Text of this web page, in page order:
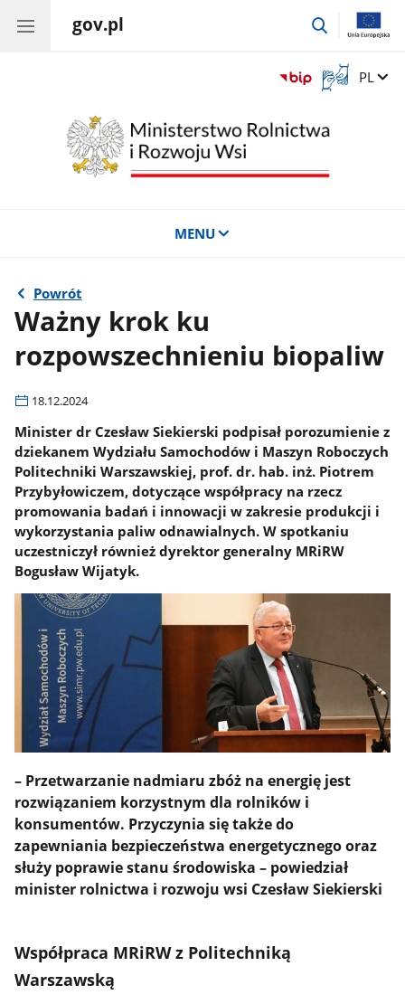
gov.pl
przejdź
Otwórz
okno
tłumaczem
migowego
Zmień
PL
MENU
Powrót
Ważny krok ku
rozpowszechnieniu biopaliw
18.12.2024
Minister dr Czesław Siekierski podpisał porozumienie z
dziekanem Wydziału Samochodów i Maszyn Roboczych
Politechniki Warszawskiej, prof. dr. hab. inż. Piotrem
Przybyłowiczem, dotyczące współpracy na rzecz
promowania badań i innowacji w zakresie produkcji i
wykorzystania paliw odnawialnych. W spotkaniu
uczestniczył również dyrektor generalny MRiRW
Bogusław Wijatyk.
– Przetwarzanie nadmiaru zbóż na energię jest
rozwiązaniem korzystnym dla rolników i
konsumentów. Przyczynia się także do
zapewniania bezpieczeństwa energetycznego oraz
służy poprawie stanu środowiska – powiedział
minister rolnictwa i rozwoju wsi Czesław Siekierski
Współpraca MRiRW z Politechniką
Warszawską